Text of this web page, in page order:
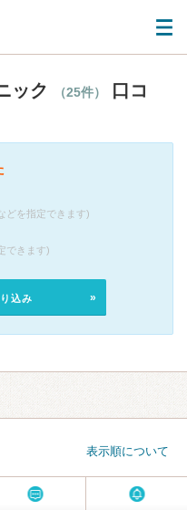
ック （25件）
口コ
どを指定できます)
できます)
込み
表示順について